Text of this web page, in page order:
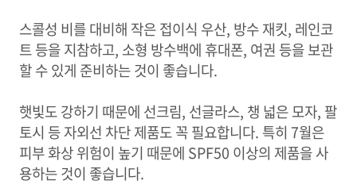
스콜성 비를 대비해 작은 접이식 우산, 방수 재킷, 레인코
트 등을 지참하고, 소형 방수백에 휴대폰, 여권 등을 보관
할 수 있게 준비하는 것이 좋습니다.
햇빛도 강하기 때문에 선크림, 선글라스, 챙 넓은 모자, 팔
토시 등 자외선 차단 제품도 꼭 필요합니다. 특히 7월은
피부 화상 위험이 높기 때문에 SPF50 이상의 제품을 사
용하는 것이 좋습니다.